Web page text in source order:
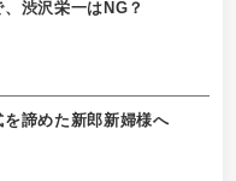
渋沢栄一はNG？
を諦めた新郎新婦様へ